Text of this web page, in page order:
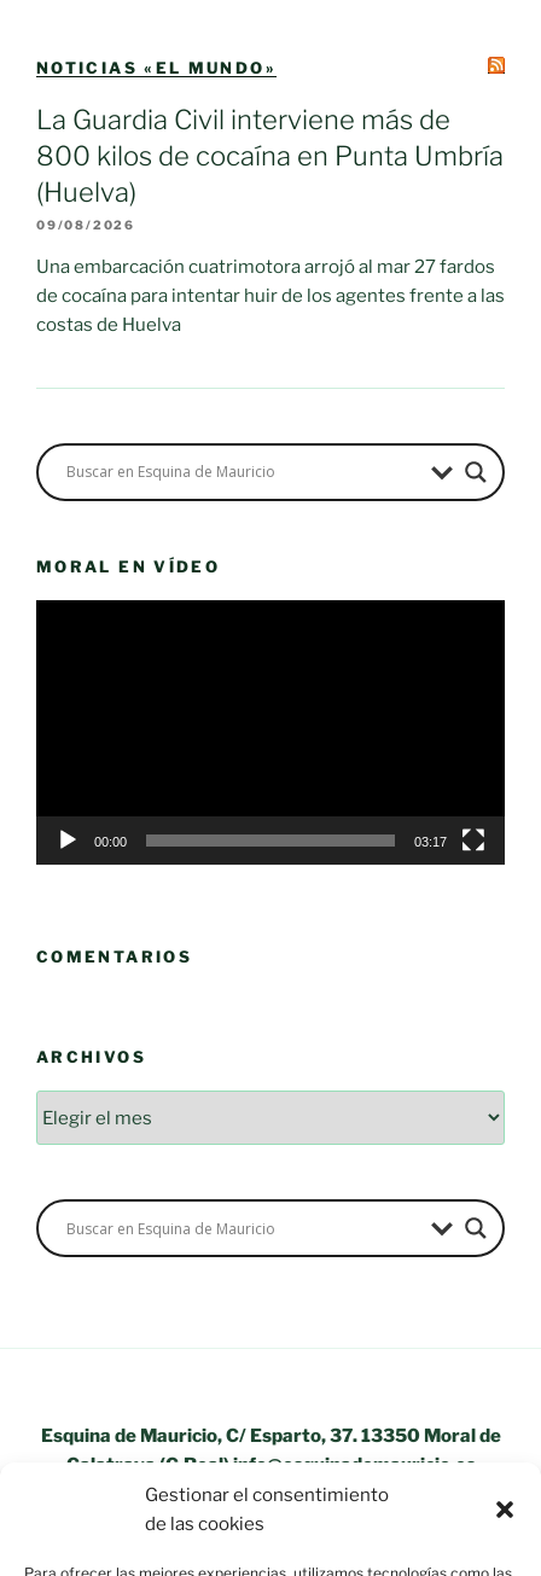
Gestionar el consentimiento
de las cookies
NOTICIAS «EL MUNDO»
La Guardia Civil interviene más de
800 kilos de cocaína en Punta Umbría
(Huelva)
09/08/2026
Una embarcación cuatrimotora arrojó al mar 27 fardos
de cocaína para intentar huir de los agentes frente a las
costas de Huelva
MORAL EN VÍDEO
00:00 03:17
COMENTARIOS
ARCHIVOS
Esquina de Mauricio, C/ Esparto, 37. 13350 Moral de
Calatrava (C.Real) info@esquinademauricio.es
«Aviso Legal»